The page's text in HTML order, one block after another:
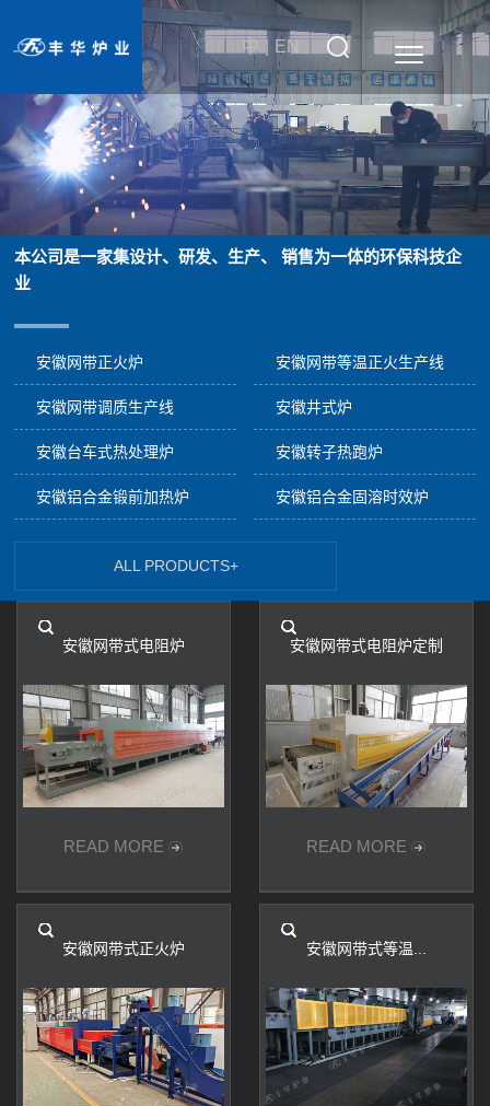
中 EN
产品分类
本公司是一家集设计、研发、生产、 销售为一体的环保科技企
业
安徽网带正火炉 安徽网带等温正火生产线
安徽网带调质生产线 安徽井式炉
安徽台车式热处理炉 安徽转子热跑炉
安徽铝合金锻前加热炉 安徽铝合金固溶时效炉
ALL PRODUCTS+
安徽网带式电阻炉
READ MORE
安徽网带式电阻炉定制
READ MORE
安徽网带式正火炉 安徽网带式等温...